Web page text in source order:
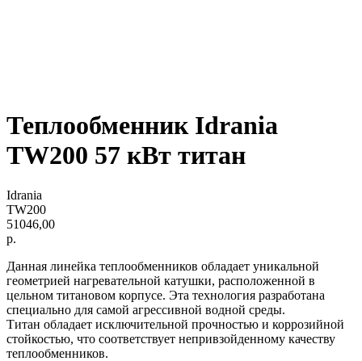
Теплообменник Idrania
TW200 57 кВт титан
Idrania
TW200
51046,00
р.
Данная линейка теплообменников обладает уникальной
геометрией нагревательной катушки, расположенной в
цельном титановом корпусе. Эта технология разработана
специально для самой агрессивной водной среды.
Титан обладает исключительной прочностью и коррозийной
стойкостью, что соответствует непривзойденному качеству
теплообменников.